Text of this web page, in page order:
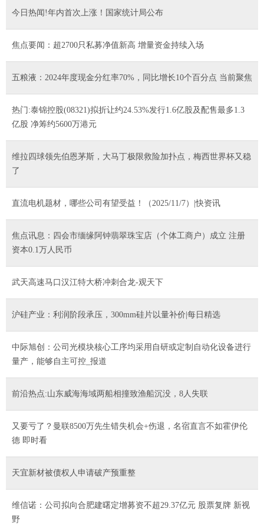
今日热闻!年内首次上涨！国家统计局公布
焦点要闻：超2700只私募净值新高 增量资金持续入场
五粮液：2024年度现金分红率70%，同比增长10个百分点 当前聚焦
热门:泰锦控股(08321)拟折让约24.53%发行1.6亿股及配售最多1.3
亿股 净筹约5600万港元
维拉四球领先伯恩茅斯，大马丁极限救险加扑点，梅西世界杯又稳
了
直流电机题材，哪些公司有望受益！（2025/11/7）|快资讯
焦点讯息：四会市缅缘阿钟翡翠珠宝店（个体工商户）成立 注册
资本0.1万人民币
武天高速马口汉江特大桥冲刺合龙-观天下
沪硅产业：利润阶段承压，300mm硅片以量补价|每日精选
中际旭创：公司光模块核心工序均采用自研或定制自动化设备进行
量产，能够自主可控_报道
前沿热点:山东威海海域两船相撞致渔船沉没，8人失联
又要亏了？曼联8500万先生错失机会+伤退，名宿直言不如霍伊伦
德 即时看
天宜新材被债权人申请破产预重整
维信诺：公司拟向合肥建曙定增募资不超29.37亿元 股票复牌 新视
野